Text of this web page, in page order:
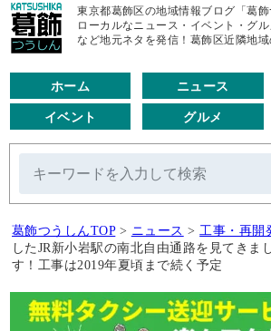
東京都葛飾区の地域情報ブログ「葛
ローカルなニュース・イベント・グ
など地元ネタを発信！葛飾区近隣地域
ホーム ニュース
イベント グルメ
葛飾つうしんTOP > ニュース > 工事・再開
したJR新小岩駅の南北自由通路を見てきま
す！工事は2019年夏頃まで続く予定